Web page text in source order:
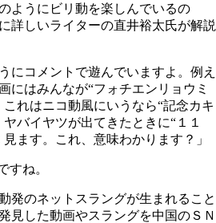
ようにビリ動を楽しんでいるの
しいライターの直井裕太氏が解説
にコメントで遊んでいますよ。例え
にはみんなが“フォチエンリョウミ
れはニコ動風にいうなら“記念カキ
バイヤツが出てきたときに“１１
ます。これ、意味わかります？」
すね。
発のネットスラングが生まれること
見した動画やスラングを中国のＳＮ